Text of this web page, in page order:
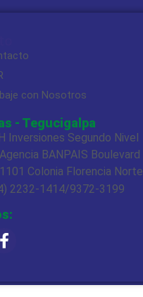
con Nosotros
- Tegucigalpa
Inversiones Segundo Nivel
BANPAIS Boulevard
Colonia Florencia Norte
2232-1414/9372-3199